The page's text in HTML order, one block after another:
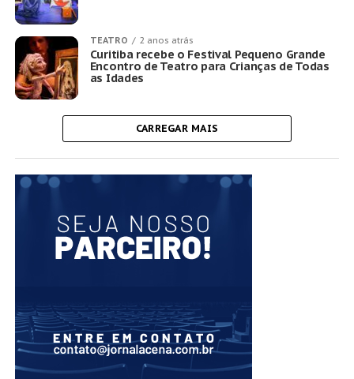
TEATRO 2 anos atrás
Curitiba recebe o Festival Pequeno Grande
Encontro de Teatro para Crianças de Todas
as Idades
CARREGAR MAIS